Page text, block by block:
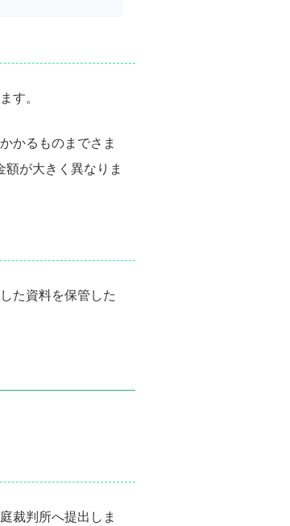
す。
かるものまでさま
が大きく異なりま
た資料を保管した
裁判所へ提出しま